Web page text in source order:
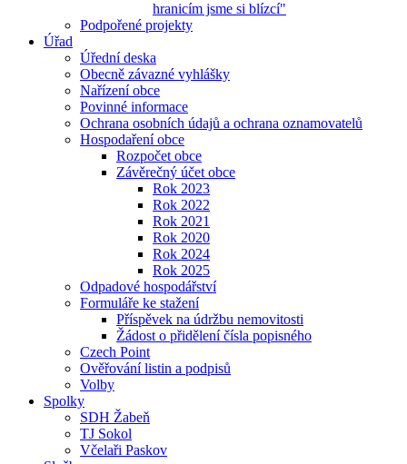
hranicím jsme si blízcí"
Podpořené projekty
Úřad
Úřední deska
Obecně závazné vyhlášky
Nařízení obce
Povinné informace
Ochrana osobních údajů a ochrana oznamovatelů
Hospodaření obce
Rozpočet obce
Závěrečný účet obce
Rok 2023
Rok 2022
Rok 2021
Rok 2020
Rok 2024
Rok 2025
Odpadové hospodářství
Formuláře ke stažení
Příspěvek na údržbu nemovitosti
Žádost o přidělení čísla popisného
Czech Point
Ověřování listin a podpisů
Volby
Spolky
SDH Žabeň
TJ Sokol
Včelaři Paskov